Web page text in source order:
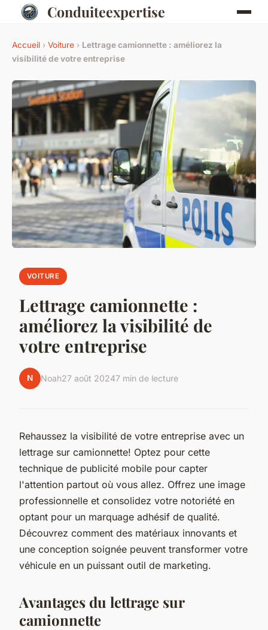
Conduiteexpertise
Accueil › Voiture › Lettrage camionnette : améliorez la
visibilité de votre entreprise
VOITURE
Lettrage camionnette :
améliorez la visibilité de
votre entreprise
N Noah27 août 20247 min de lecture
Rehaussez la visibilité de votre entreprise avec un
lettrage sur camionnette! Optez pour cette
technique de publicité mobile pour capter
l'attention partout où vous allez. Offrez une image
professionnelle et consolidez votre notoriété en
optant pour un marquage adhésif de qualité.
Découvrez comment des matériaux innovants et
une conception soignée peuvent transformer votre
véhicule en un puissant outil de marketing.
Avantages du lettrage sur
camionnette